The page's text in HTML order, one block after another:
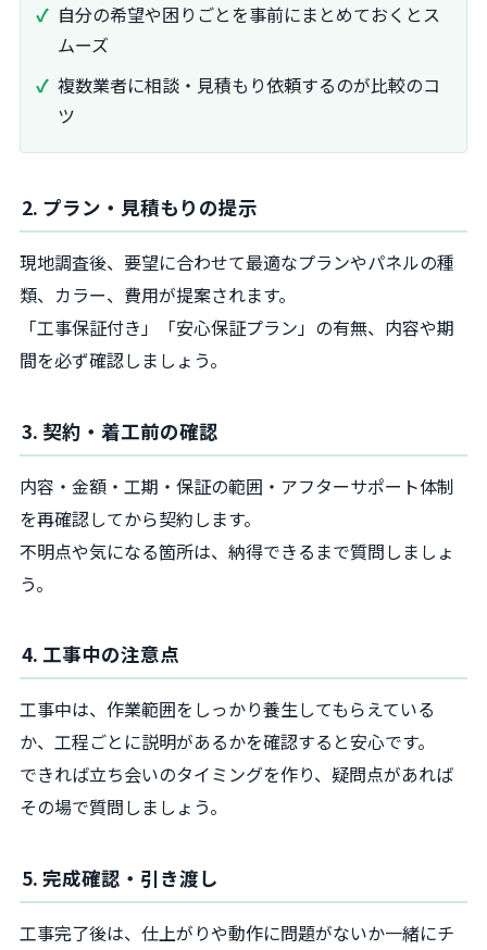
自分の希望や困りごとを事前にまとめておくとス
ムーズ
複数業者に相談・見積もり依頼するのが比較のコ
ツ
2. プラン・見積もりの提示
現地調査後、要望に合わせて最適なプランやパネルの種
類、カラー、費用が提案されます。
「工事保証付き」「安心保証プラン」の有無、内容や期
間を必ず確認しましょう。
3. 契約・着工前の確認
内容・金額・工期・保証の範囲・アフターサポート体制
を再確認してから契約します。
不明点や気になる箇所は、納得できるまで質問しましょ
う。
4. 工事中の注意点
工事中は、作業範囲をしっかり養生してもらえている
か、工程ごとに説明があるかを確認すると安心です。
できれば立ち会いのタイミングを作り、疑問点があれば
その場で質問しましょう。
5. 完成確認・引き渡し
工事完了後は、仕上がりや動作に問題がないか一緒にチ